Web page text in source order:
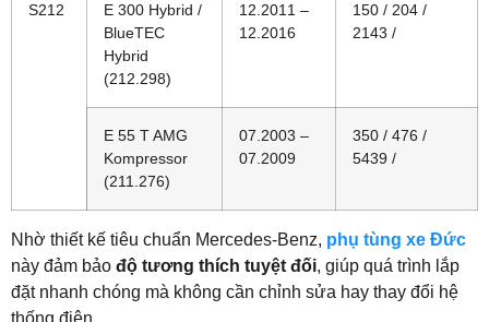
S212
E 300 Hybrid /
BlueTEC
Hybrid
(212.298)
12.2011 –
12.2016
150 / 204 /
2143 /
E 55 T AMG
Kompressor
(211.276)
07.2003 –
07.2009
350 / 476 /
5439 /
Nhờ thiết kế tiêu chuẩn Mercedes-Benz, phụ tùng xe Đức
này đảm bảo độ tương thích tuyệt đối, giúp quá trình lắp
đặt nhanh chóng mà không cần chỉnh sửa hay thay đổi hệ